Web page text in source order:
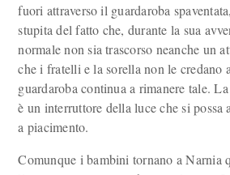
fuori attraverso il guardaroba
stupita del fatto che, durante la sua
normale non sia trascorso neanche un
che i fratelli e la sorella non le credano
guardaroba continua a rimanere tale.
è un interruttore della luce che si possa
a piacimento.
Comunque i bambini tornano a Narnia